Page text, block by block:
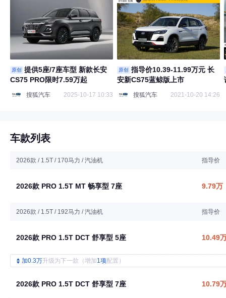
原创
提供5座/7座车型 新款长安
CS75 PRO限时7.59万起
搜狐汽车 2025-10-17 10:33
原创
指导价10.39-11.99万元 长
安新CS75蓝鲸版上市
搜狐汽车 2021-10-20 14:26
车款列表
2026款 / 1.5T / 170马力 / 汽油机 指导价
2026款 PRO 1.5T MT 畅享型 7座 9.79万
2026款 / 1.5T / 192马力 / 汽油机 指导价
2026款 PRO 1.5T DCT 舒享型 5座 10.49
加0.3万升级为下一款（增加1项配置）
2026款 PRO 1.5T DCT 舒享型 7座 10.79